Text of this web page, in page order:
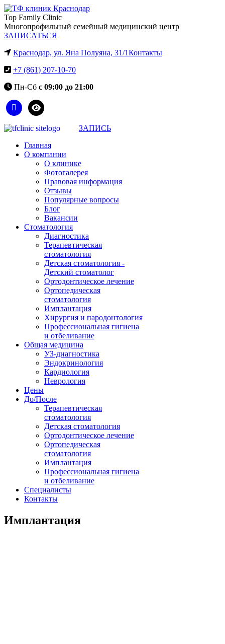
Top Family Clinic
Многопрофильный семейный медицинский центр
ЗАПИСАТЬСЯ
Краснодар, ул. Яна Полуяна, 31/1Контакты
+7 (861) 207-10-70
Пн-Сб с 09:00 до 21:00
ЗАПИСЬ
Главная
О компании
О клинике
Фотогалерея
Правовая информация
Отзывы
Популярные вопросы
Блог
Вакансии
Стоматология
Диагностика
Терапевтическая
стоматология
Детская стоматология -
Детский стоматолог
Ортодонтическое лечение
Ортопедическая
стоматология
Имплантация
Хирургия и пародонтология
Профессиональная гигиена
и отбеливание
Общая медицина
УЗ-диагностика
Эндокринология
Кардиология
Неврология
Цены
До/После
Терапевтическая
стоматология
Детская стоматология
Ортодонтическое лечение
Ортопедическая
стоматология
Имплантация
Профессиональная гигиена
и отбеливание
Специалисты
Контакты
Имплантация